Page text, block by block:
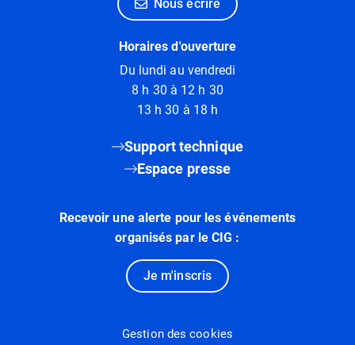
Nous écrire
Horaires d'ouverture
Du lundi au vendredi
8 h 30 à 12 h 30
13 h 30 à 18 h
Support technique
Espace presse
Recevoir une alerte pour les événements
organisés par le CIG :
Je m'inscris
Gestion des cookies